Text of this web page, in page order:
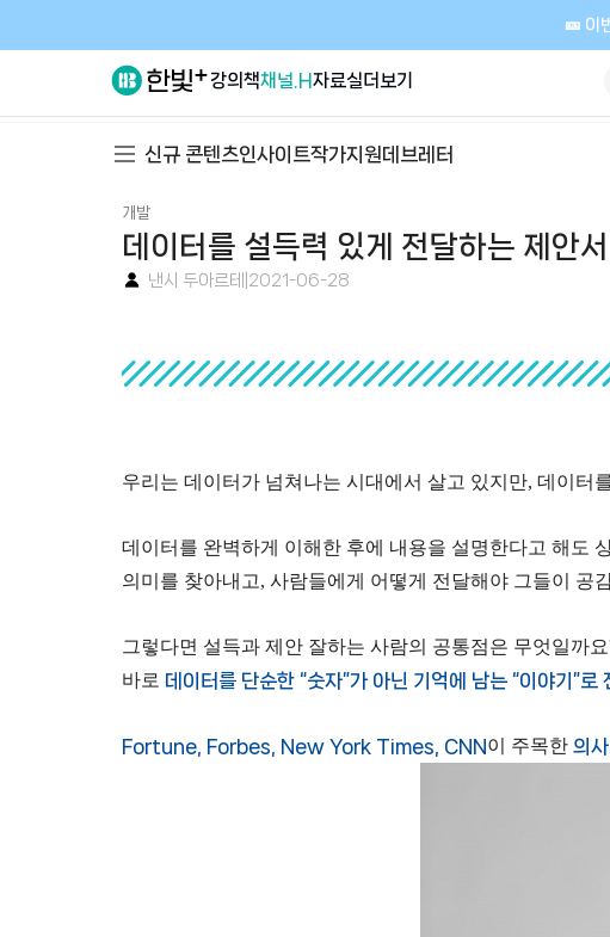
🎫 이
강의책채널.H자료실더보기
신규 콘텐츠인사이트작가지원데브레터
개발
데이터를 설득력 있게 전달하는 제안
낸시 두아르테 2021-06-28
우리는 데이터가 넘쳐나는 시대에서 살고 있지만, 데이터
데이터를 완벽하게 이해한 후에 내용을 설명한다고 해도
의미를 찾아내고, 사람들에게 어떻게 전달해야 그들이 공
그렇다면 설득과 제안 잘하는 사람의 공통점은 무엇일까요
바로 데이터를 단순한 “숫자”가 아닌 기억에 남는 “이야기”로
Fortune, Forbes, New York Times, CNN이 주목한 의